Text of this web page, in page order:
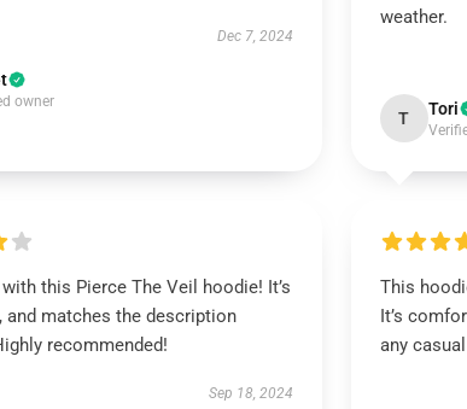
Dec 7, 2024
owner
weather.
T Tori
with this Pierce The Veil hoodie! It’s
and matches the description
recommended!
Sep 18, 2024
This
It’s
any